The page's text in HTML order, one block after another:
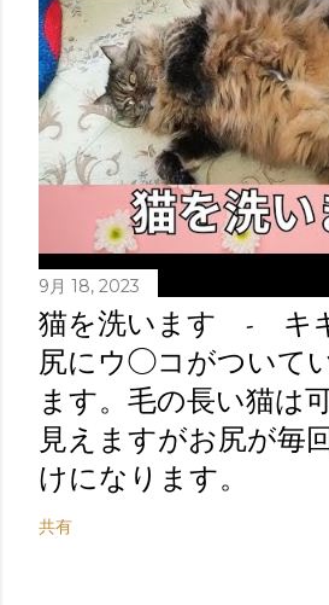
9月 18, 2023
猫を洗います - キ
尻にウ◯コがついて
ます。毛の長い猫は
見えますがお尻が毎
けになります。
共有